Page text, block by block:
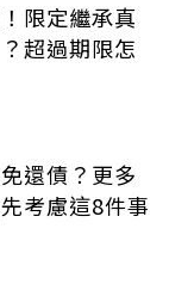
限定繼承真
超過期限怎
還債？更多
考慮這8件事